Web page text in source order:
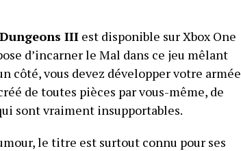
Dungeons III est disponible sur Xbox One
d’incarner le Mal dans ce jeu mêlant
côté, vous devez développer votre armée
de toutes pièces par vous-même, de
sont vraiment insupportables.
le titre est surtout connu pour ses